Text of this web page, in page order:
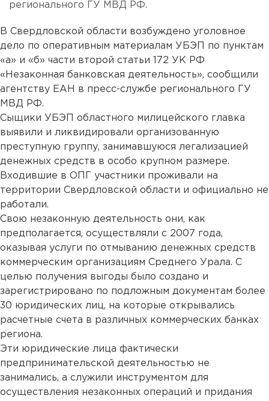
регионального ГУ МВД РФ.
В Свердловской области возбуждено уголовное
дело по оперативным материалам УБЭП по пунктам
«а» и «б» части второй статьи 172 УК РФ
«Незаконная банковская деятельность», сообщили
агентству ЕАН в пресс-службе регионального ГУ
МВД РФ.
Сыщики УБЭП областного милицейского главка
выявили и ликвидировали организованную
преступную группу, занимавшуюся легализацией
денежных средств в особо крупном размере.
Входившие в ОПГ участники проживали на
территории Свердловской области и официально не
работали.
Свою незаконную деятельность они, как
предполагается, осуществляли с 2007 года,
оказывая услуги по отмыванию денежных средств
коммерческим организациям Среднего Урала. С
целью получения выгоды было создано и
зарегистрировано по подложным документам более
30 юридических лиц, на которые открывались
расчетные счета в различных коммерческих банках
региона.
Эти юридические лица фактически
предпринимательской деятельностью не
занимались, а служили инструментом для
осуществления незаконных операций и придания